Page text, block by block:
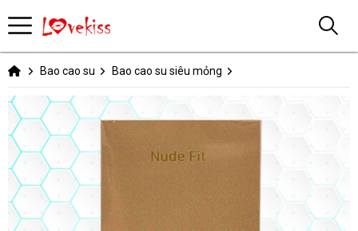
Bao cao su Bao cao su siêu mỏng